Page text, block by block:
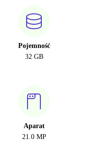
Pojemność
32 GB
Aparat
21.0 MP